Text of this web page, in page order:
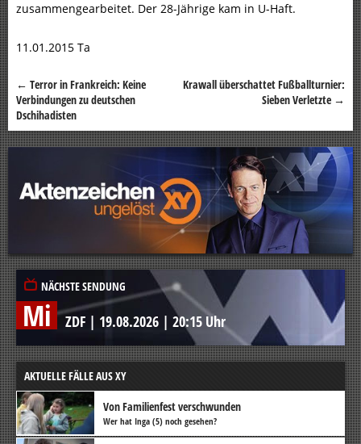
zusammengearbeitet. Der 28-Jährige kam in U-Haft.
11.01.2015 Ta
Beitragsnavigation
← Terror in Frankreich: Keine
Verbindungen zu deutschen
Dschihadisten
Krawall überschattet Fußballturnier:
Sieben Verletzte →
NÄCHSTE SENDUNG
Mi ZDF | 19.08.2026 | 20:15 Uhr
AKTUELLE FÄLLE AUS XY
Von Familienfest verschwunden
Wer hat Inga (5) noch gesehen?